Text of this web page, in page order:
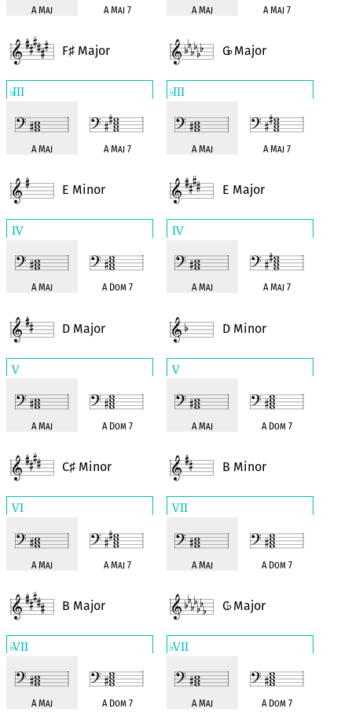
A Maj A Maj 7 A Maj A Maj 7
F♯ Major
♭III
A Maj A Maj 7
G♭Major
♭III
A Maj A Maj 7
E Minor
IV
A Maj A Dom 7
E Major
IV
A Maj A Maj 7
D Major
V
A Maj A Dom 7
D Minor
V
A Maj A Dom 7
C♯ Minor
VI
A Maj A Maj 7
B Minor
VII
A Maj A Dom 7
B Major
♭VII
A Maj A Dom 7
C♭Major
♭VII
A Maj A Dom 7